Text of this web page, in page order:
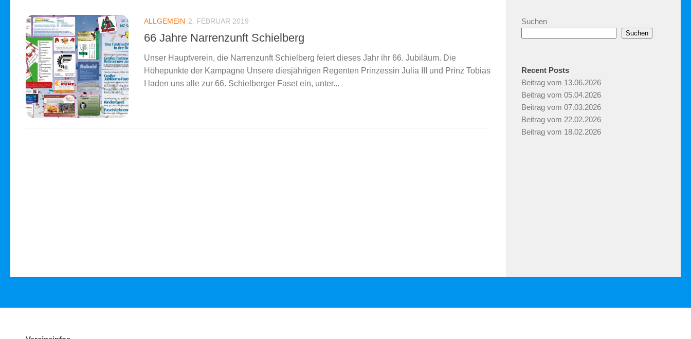
ALLGEMEIN 2. FEBRUAR 2019
66 Jahre Narrenzunft Schielberg
Unser Hauptverein, die Narrenzunft Schielberg feiert dieses Jahr ihr 66. Jubiläum. Die
Höhepunkte der Kampagne Unsere diesjährigen Regenten Prinzessin Julia III und Prinz Tobias
I laden uns alle zur 66. Schielberger Faset ein, unter...
Suchen
Suchen
Recent Posts
Beitrag vom 13.06.2026
Beitrag vom 05.04.2026
Beitrag vom 07.03.2026
Beitrag vom 22.02.2026
Beitrag vom 18.02.2026